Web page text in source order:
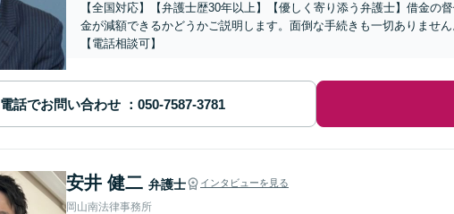
【全国対応】【弁護士歴30年以上】【優しく寄り添う弁護士】借金の
金が減額できるかどうかご説明します。面倒な手続きも一切ありませ
【電話相談可】
電話でお問い合わせ
安井 健二 弁護士 インタビューを見る
岡山南法律事務所